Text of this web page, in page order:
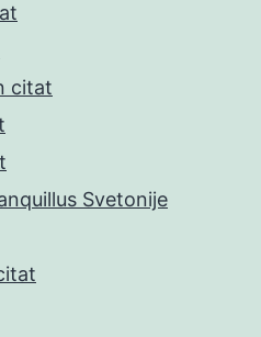
citat
Svetonije